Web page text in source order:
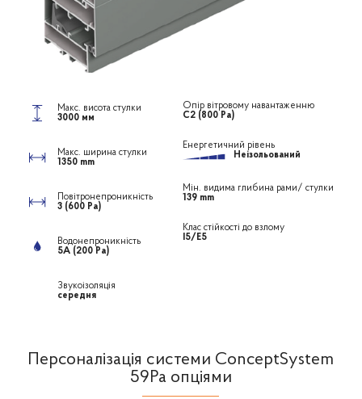
Макс. висота стулки
3000 мм
Макс. ширина стулки
1350 mm
Повітронепроникність
3 (600 Ра)
Водонепроникність
5А (200 Ра)
Звукоізоляція
середня
Опір вітровому навантаженню
С2 (800 Ра)
Енергетичний рівень
Неізольований
Мін. видима глибина рами/ стулки
139 mm
Клас стійкості до взлому
I5/E5
Персоналізація системи ConceptSystem
59Pa опціями